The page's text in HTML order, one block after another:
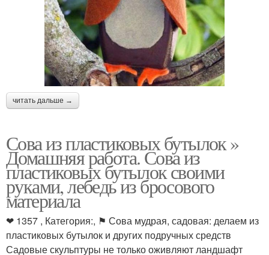
читать дальше →
Сова из пластиковых бутылок »
Домашняя работа. Сова из
пластиковых бутылок своими
руками, лебедь из бросового
материала
❤ 1357 , Категория:, ⚑ Сова мудрая, садовая: делаем из
пластиковых бутылок и других подручных средств
Садовые скульптуры не только оживляют ландшафт